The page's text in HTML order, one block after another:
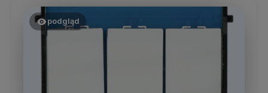
podgląd